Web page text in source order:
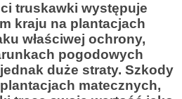
truskawki występuje
kraju na plantacjach
właściwej ochrony,
pogodowych
duże straty. Szkody
matecznych,